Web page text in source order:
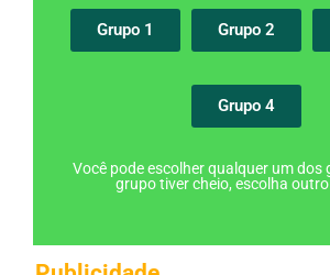
Grupo 1 Grupo 2
Grupo 4
Você pode escolher qualquer um dos
grupo tiver cheio, escolha